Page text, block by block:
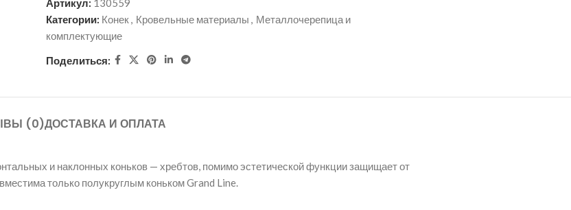
Артикул: 130559
Категории: Конек, Кровельные материалы , Металлочерепица и
комплектующие
Поделиться:
(0)ДОСТАВКА И ОПЛАТА
и наклонных коньков — хребтов, помимо эстетической функции защищает от
только полукруглым коньком Grand Line.